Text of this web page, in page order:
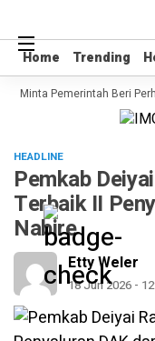
Home Trending
Home Trending
Minta Pemerintah Beri
HEADLINE
Pemkab
Terbaik II
Nabire
Etty Weler
18 Jun 2026 -